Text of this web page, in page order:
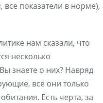
показатели в норме),
нам сказали, что
несколько
знаете о них? Навряд
все они только
Есть черта, за